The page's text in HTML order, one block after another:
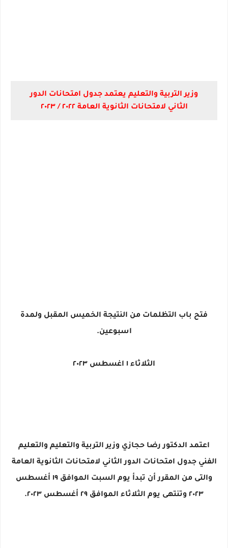
وزير التربية والتعليم يعتمد جدول امتحانات الدور
الثاني لامتحانات الثانوية العامة ٢٠٢٢ / ٢٠٢٣
فتح باب التظلمات من النتيجة الخميس المقبل ولمدة
اسبوعين.
الثلاثاء ١ اغسطس ٢٠٢٣
اعتمد الدكتور رضا حجازي وزير التربية والتعليم والتعليم
الفني جدول امتحانات الدور الثاني لامتحانات الثانوية العامة
والتى من المقرر أن تبدأ يوم السبت الموافق ١٩ أغسطس
٢٠٢٣ وتنتهى يوم الثلاثاء الموافق ٢٩ أغسطس ٢٠٢٣.